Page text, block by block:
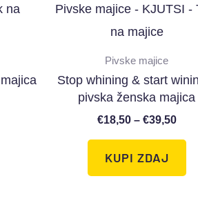
Pivske majice
Stop whining & start
pivska ženska majica
€18,50 – €39,50
KUPI ZDAJ